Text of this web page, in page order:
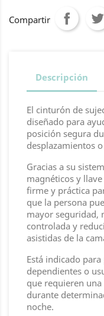
Compartir
Descripción
El cinturón de
diseñado para
posición segura
desplazamientos
Gracias a su
magnéticos y
firme y práctica
que la persona
mayor seguridad,
controlada y
asistidas de la
Está indicado
dependientes o
que requieren
durante
noche.